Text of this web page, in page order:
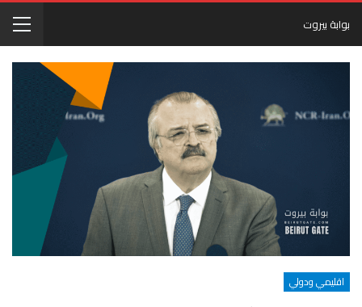
بوابة بيروت
اقليمي ودولي